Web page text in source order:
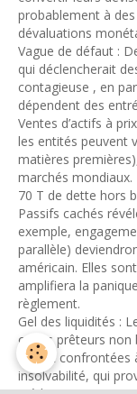
probablement à
dévaluations
Vague de défaut :
qui déclencherait
contagieuse , en
dépendent des
Ventes d’actifs à
les entités peuvent
matières
marchés mondiaux.
70 T de dette hors
Passifs cachés
exemple,
parallèle)
américain. Elles
amplifiera la
règlement.
Gel des liquidités :
ou les prêteurs non
seront
insolvabilité, qui